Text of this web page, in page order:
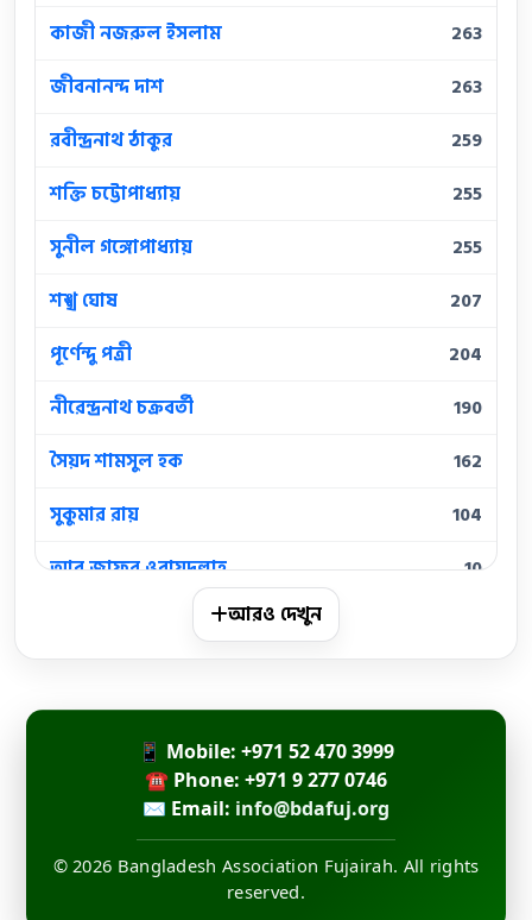
কাজী নজরুল ইসলাম
263
জীবনানন্দ দাশ
263
রবীন্দ্রনাথ ঠাকুর
259
শক্তি চট্টোপাধ্যায়
255
সুনীল গঙ্গোপাধ্যায়
255
শঙ্খ ঘোষ
207
পূর্ণেন্দু পত্রী
204
নীরেন্দ্রনাথ চক্রবর্তী
190
সৈয়দ শামসুল হক
162
সুকুমার রায়
104
আবু জাফর ওবায়দুল্লাহ
10
মহাদেব সাহা
আরও দেখুন
📱 Mobile: +971 52 470 3999
☎ Phone: +971 9 277 0746
✉ Email: info@bdafuj.org
© 2026 Bangladesh Association Fujairah. All rights
reserved.